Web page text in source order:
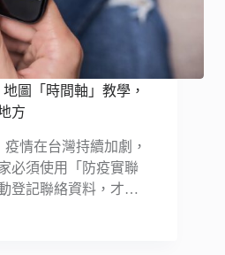
圖「時間軸」教學，
方
情在台灣持續加劇，
必須使用「防疫實聯
登記聯絡資料，才…